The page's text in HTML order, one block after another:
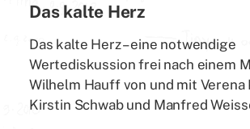
Das kalte Herz
Das kalte Herz – eine notwendige
Wertediskussion frei nach einem
Wilhelm Hauff von und mit Verena
Kirstin Schwab und Manfred